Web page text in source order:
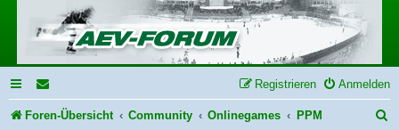
Anmelden
Registrieren
Foren-Übersicht Community Onlinegames PPM